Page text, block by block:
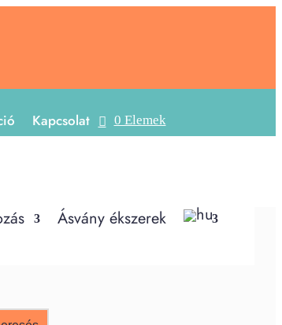
Kapcsolat 0 Elemek
Ásvány ékszerek